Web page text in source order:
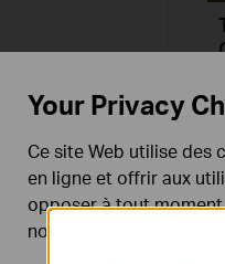
Your Privacy
Ce site Web utilise des
en ligne et offrir aux
opposer à tout
notre